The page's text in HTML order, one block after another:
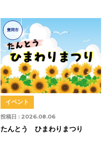
豊岡市
投稿日 : 2026.08.06
イベント
たんとう ひまわりまつり